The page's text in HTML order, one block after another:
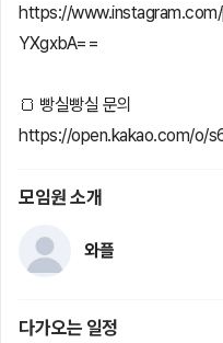
https://
YXgxbA==
🍞 빵실빵실 문의
https://open.kakao.com/o/
모임원 소개
와플
다가오는 일정